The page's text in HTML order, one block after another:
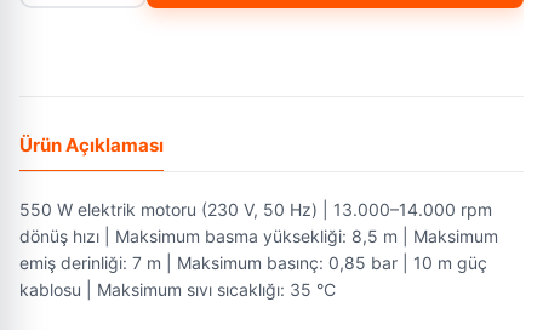
Ürün Açıklaması
550 W elektrik motoru (230 V, 50 Hz) | 13.000–14.000 rpm
dönüş hızı | Maksimum basma yüksekliği: 8,5 m | Maksimum
emiş derinliği: 7 m | Maksimum basınç: 0,85 bar | 10 m güç
kablosu | Maksimum sıvı sıcaklığı: 35 °C